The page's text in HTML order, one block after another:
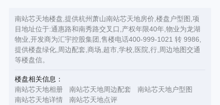
南站芯天地楼盘,提供杭州萧山南站芯天地房价,楼盘户型图,项
目地址位于:通惠路和南秀路交叉口,产权年限40年,物业为龙湖
物业,开发商为汇宇控股集团,售楼电话400-999-1021 转 9986,
提供楼盘绿化,周边配套,商场,超市,学校,医院,行,周边地图交通
等楼盘信。
楼盘相关信息：
南站芯天地相册
南站芯天地周边配套
南站芯天地户型图
南站芯天地详情
南站芯天地点评